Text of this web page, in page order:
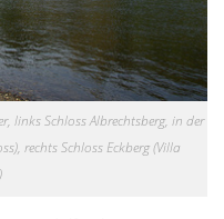
links Schloss Albrechtsberg, in der
rechts Schloss Eckberg (Villa